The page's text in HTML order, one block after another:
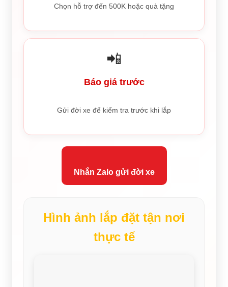
Chọn hỗ trợ đến 500K hoặc quà tặng
📲
Báo giá trước
Gửi đời xe để kiểm tra trước khi lắp
Nhắn Zalo gửi đời xe
Hình ảnh lắp đặt tận nơi
thực tế